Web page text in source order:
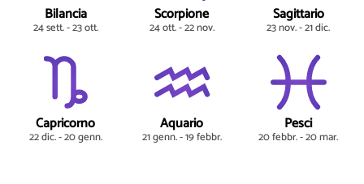
Bilancia
24 sett. - 23 ott.
Scorpione
24 ott. - 22 nov.
Sagittario
23 nov. - 21 dic.
Capricorno
22 dic. - 20 genn.
Aquario
21 genn. - 19 febbr.
Pesci
20 febbr. - 20 mar.